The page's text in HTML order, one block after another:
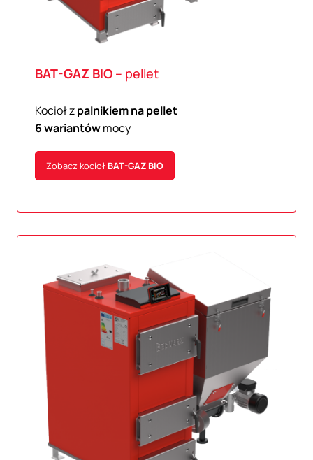
BAT-GAZ BIO – pellet
Kocioł zpalnikiem na pellet
6 wariantówmocy
Zobacz kociołBAT-GAZBIO